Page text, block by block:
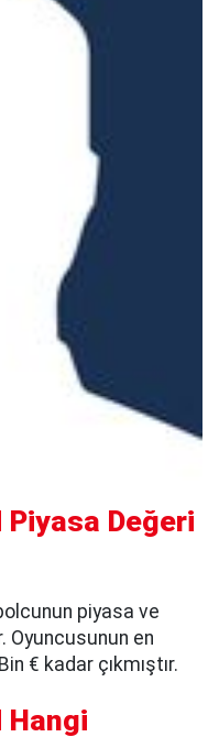
Değeri
piyasa ve
Oyuncusunun en
€ kadar çıkmıştır.
Hangi